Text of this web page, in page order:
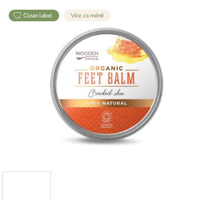
0,0
z
5
clean label Více za méně